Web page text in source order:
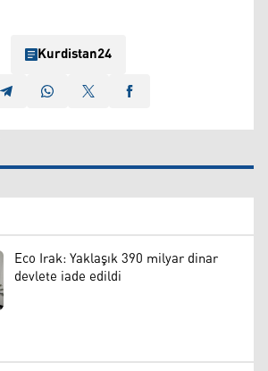
Kurdistan24
Eco Irak: Yaklaşık 390 milyar dinar
devlete iade edildi